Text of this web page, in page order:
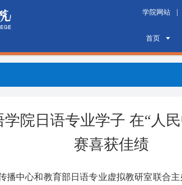
学院网站 | 部
首页
院日语专业学子 在“人
赛喜获佳绩
播中心和教育部日语专业虚拟教研室联合